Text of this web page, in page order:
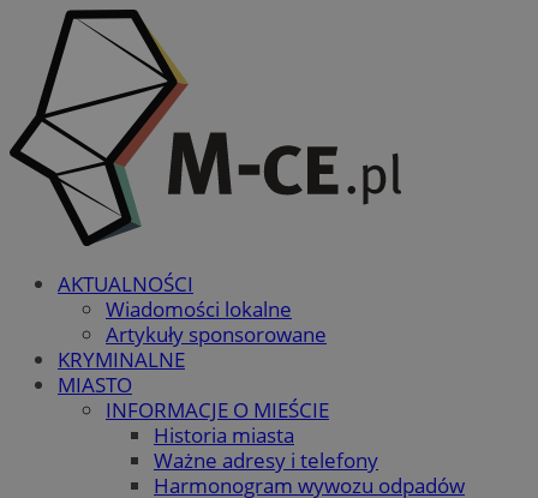
AKTUALNOŚCI
Wiadomości lokalne
Artykuły sponsorowane
KRYMINALNE
MIASTO
INFORMACJE O MIEŚCIE
Historia miasta
Ważne adresy i telefony
Harmonogram wywozu odpadów